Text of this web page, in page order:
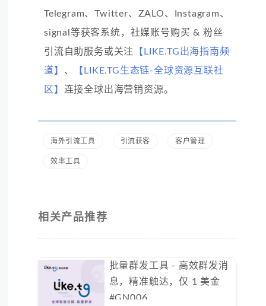
Telegram、Twitter、ZALO、Instagram、
signal等获客系统，社媒账号购买 & 粉丝
引流自助服务或关注
【LIKE.TG出海指南频
道】 、
【LIKE.TG生态链-全球资源互联社
区】 连接全球出海营销资源。
海外引流工具 引流获客 客户管理
效率工具
相关产品推荐
批量群发工具 - 高效群发消
息，精准触达，仅 1 美金
#GN006